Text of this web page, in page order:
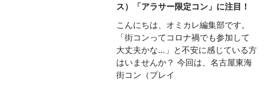
ス）「アラサー限定コン」に注目！
こんにちは、オミカレ編集部です。
「街コンってコロナ禍でも参加して
大丈夫かな…」と不安に感じている方
はいませんか？ 今回は、名古屋東海
街コン（プレイ